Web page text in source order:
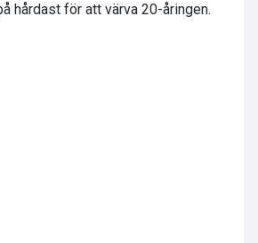
hårdast för att värva 20-åringen.